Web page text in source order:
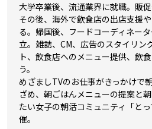
大学卒業後、流通業界に就職。販促
その後、海外で飲食店の出店支援
る。帰国後、フードコーディネー
立。雑誌、CM、広告のスタイリン
ト、飲食店へのメニュー提供、飲
う。
めざましTVのお仕事がきっかけで
ざめ、朝ごはんメニューの提案と
たい女子の朝活コミュニティ「と
催。